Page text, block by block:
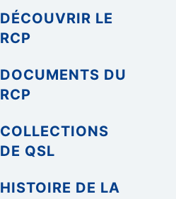
DÉCOUVRIR LE
RCP
DOCUMENTS DU
RCP
COLLECTIONS
DE QSL
HISTOIRE DE LA